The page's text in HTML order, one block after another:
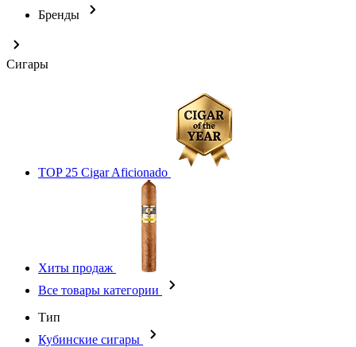
Бренды
Сигары
TOP 25 Cigar Aficionado
Хиты продаж
Все товары категории
Тип
Кубинские сигары